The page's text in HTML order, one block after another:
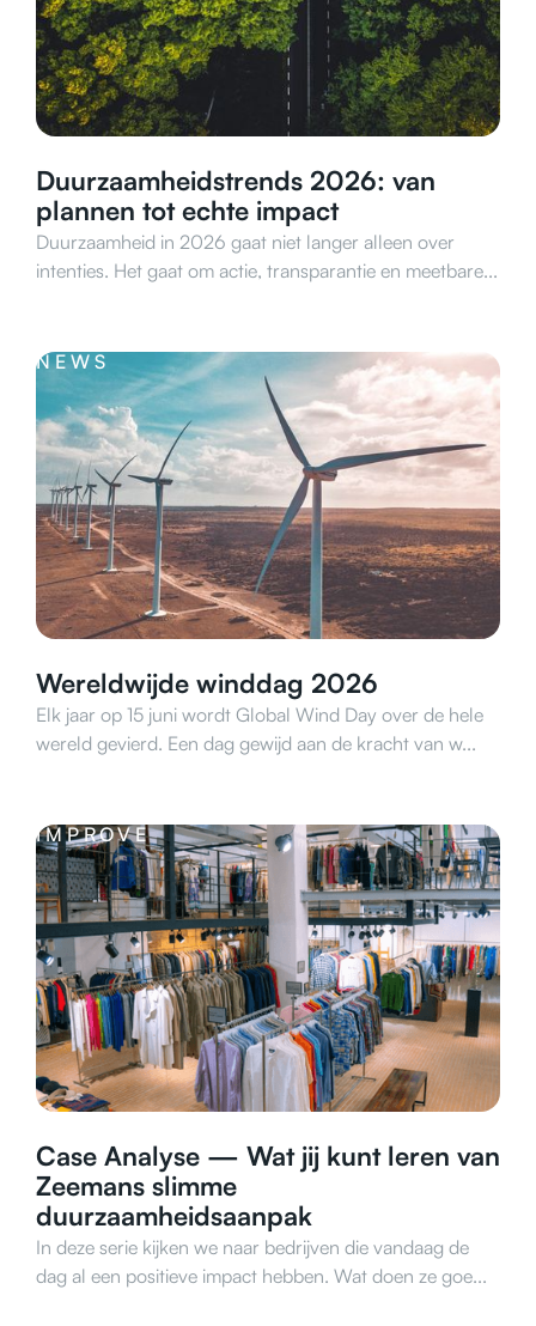
Duurzaamheidstrends 2026: van
plannen tot echte impact
Duurzaamheid in 2026 gaat niet langer alleen over
intenties. Het gaat om actie, transparantie en meetbare...
NEWS
Wereldwijde winddag 2026
Elk jaar op 15 juni wordt Global Wind Day over de hele
wereld gevierd. Een dag gewijd aan de kracht van w...
IMPROVE
Case Analyse — Wat jij kunt leren van
Zeemans slimme
duurzaamheidsaanpak
In deze serie kijken we naar bedrijven die vandaag de
dag al een positieve impact hebben. Wat doen ze goe...